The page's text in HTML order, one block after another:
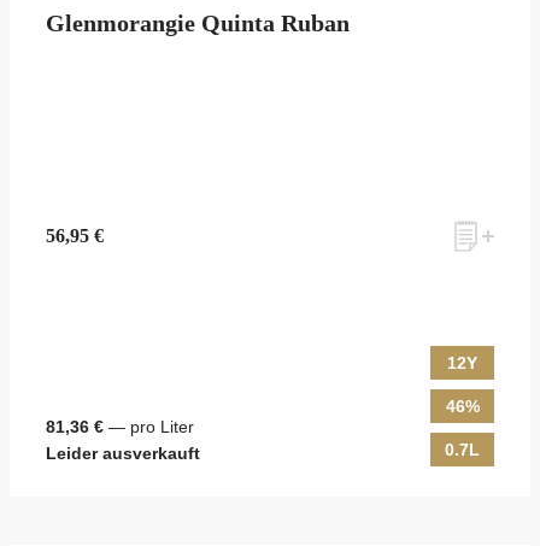
Glenmorangie Quinta Ruban
56,95 €
81,36 € — pro Liter
Leider ausverkauft
12Y
46%
0.7L